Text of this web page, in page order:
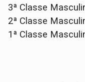
3ª Classe
2ª Classe
1ª Classe